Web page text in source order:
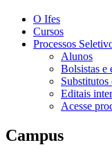
O Ifes
Cursos
Processos
Alunos
Bolsistas e
Substitutos
Editais
Acesse
Campus